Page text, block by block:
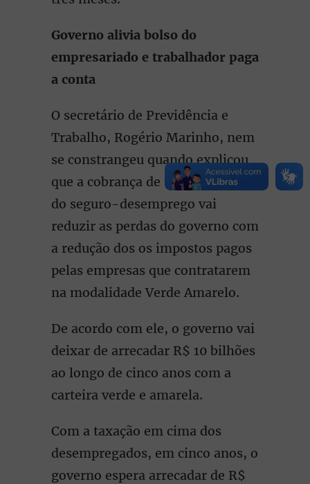
Governo alivia bolso do
empresariado e trabalhador paga
a conta
O secretário de Previdência e
Trabalho, Rogério Marinho, nem
se constrangeu quando explicou
que a cobrança de 7,5% do valor
do seguro-desemprego vai
reduzir as perdas do governo com
a redução dos os impostos pagos
pelas empresas que contratarem
na modalidade Verde Amarelo.
De acordo com ele, o governo vai
deixar de arrecadar R$ 10 bilhões
ao longo de cinco anos com a
carteira verde e amarela.
Com a taxação em cima dos
desempregados, em cinco anos, o
governo espera arrecadar de R$